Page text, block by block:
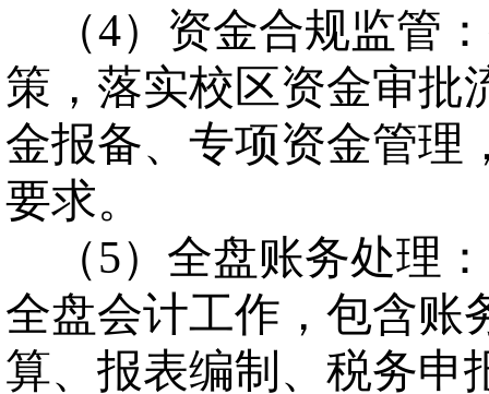
（4） 资金合规监管
策，落实校区资金审批
金报备、专项资金管理
要求。
（5） 全盘账务处理
全盘会计工作，包含账
算、报表编制、税务申